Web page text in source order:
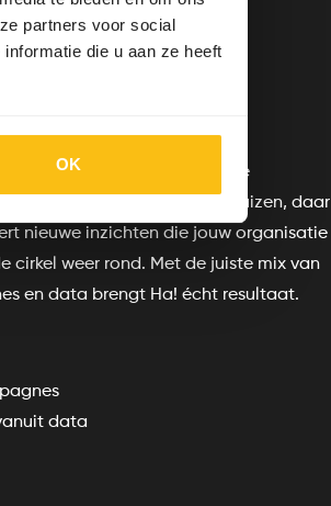
partners voor social
die u aan ze heeft
OK
Ha!?
bedenken innovatieve
diep de data in. Data uitpluizen, daar
nieuwe inzichten die jouw organisatie
cirkel weer rond. Met de juiste mix van
en data brengt Ha! écht resultaat.
data